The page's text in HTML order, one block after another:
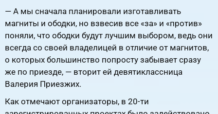
— А мы сначала планировали изготавливать
магниты и ободки, но взвесив все «за» и «против»
поняли, что ободки будут лучшим выбором, ведь они
всегда со своей владелицей в отличие от магнитов,
о которых большинство попросту забывает сразу
же по приезде, — вторит ей девятиклассница
Валерия Приезжих.
Как отмечают организаторы, в 20-ти